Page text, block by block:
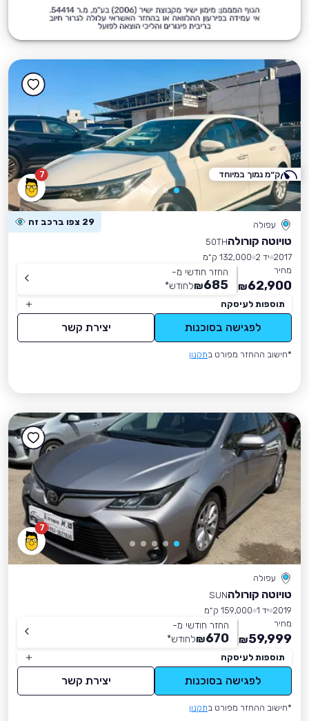
7
עפולה 29 צפו ברכב זה
טויוטה קורולה50TH
2017 יד 2
132,000 ק״מ
מחיר
62,900
₪
החזר חודשי מ-
685
₪לחודש*
תוספות לעיסקה
לפגישה בסוכנות יצירת קשר
*חישוב ההחזר מפורט בתקנון
ק״מ נמוך במיוחד
7
עפולה
טויוטה קורולהSUN
2019 יד 1
159,000 ק״מ
מחיר
59,999
₪
החזר חודשי מ-
670
₪לחודש*
תוספות לעיסקה
לפגישה בסוכנות יצירת קשר
*חישוב ההחזר מפורט בתקנון